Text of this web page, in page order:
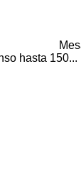
de
hasta 150...